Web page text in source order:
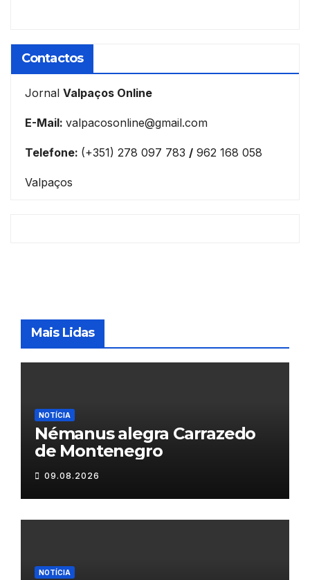
Contactos
Jornal Valpaços Online
E-Mail: valpacosonline@gmail.com
Telefone: (+351) 278 097 783 / 962 168 058
Valpaços
Mais Lidas
NOTÍCIA
Némanus alegra Carrazedo
de Montenegro
09.08.2026
NOTÍCIA